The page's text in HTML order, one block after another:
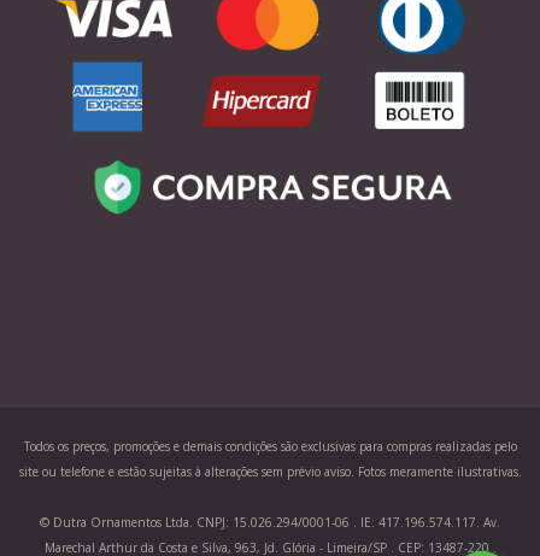
Todos os preços, promoções e demais condições são exclusivas para compras realizadas pelo
site ou telefone e estão sujeitas à alterações sem prévio aviso. Fotos meramente ilustrativas.
© Dutra Ornamentos Ltda. CNPJ: 15.026.294/0001-06 . IE: 417.196.574.117. Av.
Marechal Arthur da Costa e Silva, 963, Jd. Glória - Limeira/SP . CEP: 13487-220 .